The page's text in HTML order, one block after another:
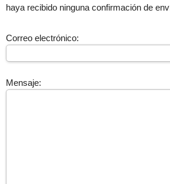
haya recibido ninguna confirmación de
Correo electrónico:
Mensaje: